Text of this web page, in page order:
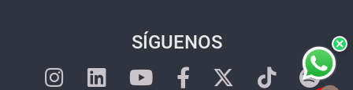
SÍGUENOS ×